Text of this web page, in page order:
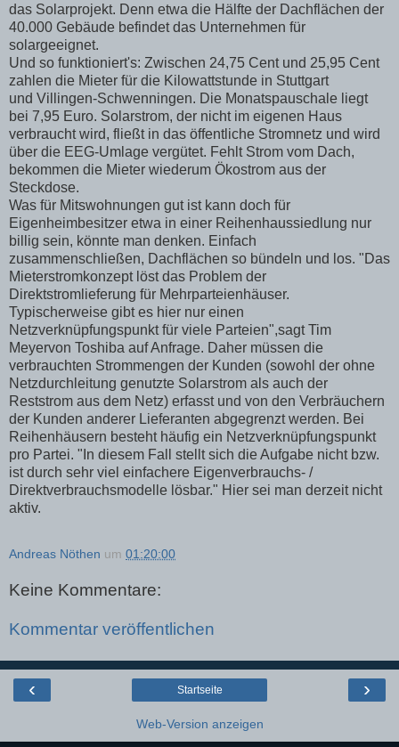
das Solarprojekt. Denn etwa die Hälfte der Dachflächen der
40.000 Gebäude befindet das Unternehmen für
solargeeignet.
Und so funktioniert's: Zwischen 24,75 Cent und 25,95 Cent
zahlen die Mieter für die Kilowattstunde in Stuttgart
und Villingen-Schwenningen. Die Monatspauschale liegt
bei 7,95 Euro. Solarstrom, der nicht im eigenen Haus
verbraucht wird, fließt in das öffentliche Stromnetz und wird
über die EEG-Umlage vergütet. Fehlt Strom vom Dach,
bekommen die Mieter wiederum Ökostrom aus der
Steckdose.
Was für Mitswohnungen gut ist kann doch für
Eigenheimbesitzer etwa in einer Reihenhaussiedlung nur
billig sein, könnte man denken. Einfach
zusammenschließen, Dachflächen so bündeln und los. "Das
Mieterstromkonzept löst das Problem der
Direktstromlieferung für Mehrparteienhäuser.
Typischerweise gibt es hier nur einen
Netzverknüpfungspunkt für viele Parteien",sagt Tim
Meyervon Toshiba auf Anfrage. Daher müssen die
verbrauchten Strommengen der Kunden (sowohl der ohne
Netzdurchleitung genutzte Solarstrom als auch der
Reststrom aus dem Netz) erfasst und von den Verbräuchern
der Kunden anderer Lieferanten abgegrenzt werden. Bei
Reihenhäusern besteht häufig ein Netzverknüpfungspunkt
pro Partei. "In diesem Fall stellt sich die Aufgabe nicht bzw.
ist durch sehr viel einfachere Eigenverbrauchs- /
Direktverbrauchsmodelle lösbar." Hier sei man derzeit nicht
aktiv.
Andreas Nöthen um 01:20:00
Keine Kommentare:
Kommentar veröffentlichen
‹ ›
Startseite
Web-Version anzeigen